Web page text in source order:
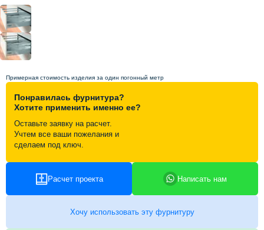
Портфолио
Статьи
Контакты
Примерная стоимость изделия за один погонный метр
Понравилась фурнитура?
Хотите применить именно ее?
Оставьте заявку на расчет.
Учтем все ваши пожелания и
сделаем под ключ.
Расчет проекта Написать нам
Хочу использовать эту фурнитуру